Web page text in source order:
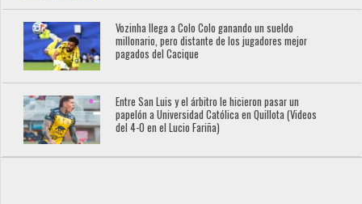
Vozinha llega a Colo Colo ganando un sueldo
millonario, pero distante de los jugadores mejor
pagados del Cacique
Entre San Luis y el árbitro le hicieron pasar un
papelón a Universidad Católica en Quillota (Videos
del 4-0 en el Lucio Fariña)